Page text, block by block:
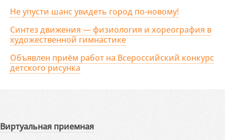
Не упусти шанс увидеть город по-новому!
Синтез движения — физиология и хореография в
художественной гимнастике
Объявлен приём работ на Всероссийский конкурс
детского рисунка
Виртуальная приемная